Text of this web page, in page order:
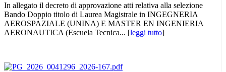
In allegato il decreto di approvazione atti relativa alla selezione
Bando Doppio titolo di Laurea Magistrale in INGEGNERIA
AEROSPAZIALE (UNINA) E MASTER EN INGENIERIA
AERONAUTICA (Escuela Tecnica... [leggi tutto]